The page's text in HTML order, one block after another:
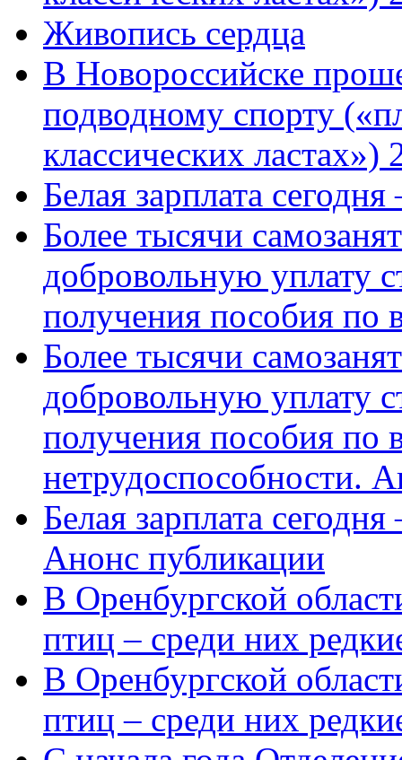
Живопись сердца
В Новороссийске
подводному спорту
классических ластах»)
Белая зарплата
Более тысячи
добровольную уплату
получения пособия по
Более тысячи
добровольную уплату
получения пособия по
нетрудоспособности.
Белая зарплата
Анонс публикации
В Оренбургской
птиц – среди них
В Оренбургской
птиц – среди них